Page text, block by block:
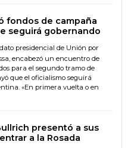
fondos de campaña
seguirá gobernando
presidencial de Unión por
encabezó un encuentro de
para el segundo tramo de
que el oficialismo seguirá
«En primera vuelta o en
presentó a sus
a la Rosada